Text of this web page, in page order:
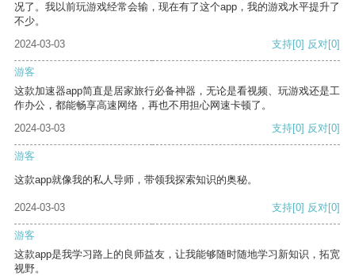
况了。我以前玩游戏经常会输，现在有了这个app，我的游戏水平提升了
不少。
2024-03-03
支持[0] 反对[0]
游客
这款加速器app简直是居家旅行必备神器，无论是看视频、玩游戏还是工
作办公，都能畅享高速网络，再也不用担心网速卡顿了。
2024-03-03
支持[0] 反对[0]
游客
这款app就像我的私人导师，带领我探索知识的奥秘。
2024-03-03 支持[0] 反对[0]
游客
这款app是我学习路上的良师益友，让我能够随时随地学习新知识，拓宽
视野。